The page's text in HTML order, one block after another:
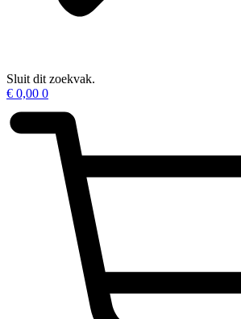
Sluit dit zoekvak.
€ 0,00 0